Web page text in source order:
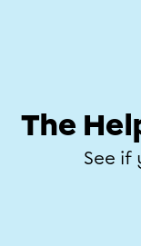
The
See if